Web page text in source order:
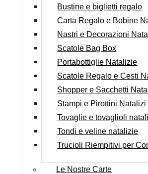
Bustine e biglietti regalo
Carta Regalo e Bobine
Nastri e Decorazioni
Scatole Bag Box
Portabottiglie Natalizie
Scatole Regalo e Cesti
Shopper e Sacchetti
Stampi e Pirottini Natalizi
Tovaglie e tovaglioli
Tondi e veline natalizie
Trucioli Riempitivi per
Le Nostre Carte